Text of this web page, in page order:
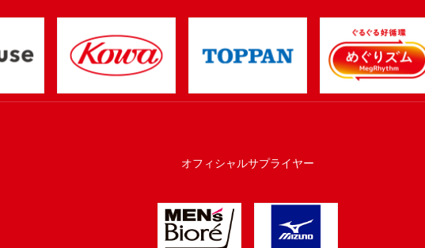
オフィシャルサプライヤー